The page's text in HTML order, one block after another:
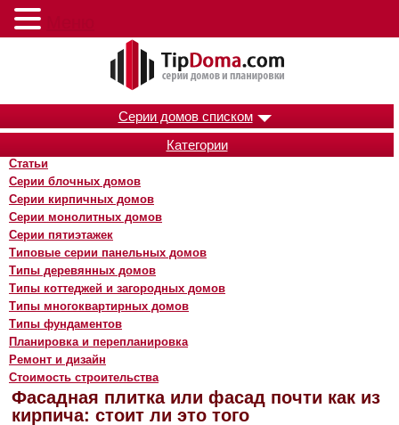
Серии домов списком
Категории
Статьи
Серии блочных домов
Серии кирпичных домов
Серии монолитных домов
Серии пятиэтажек
Типовые серии панельных домов
Типы деревянных домов
Типы коттеджей и загородных домов
Типы многоквартирных домов
Типы фундаментов
Планировка и перепланировка
Ремонт и дизайн
Стоимость строительства
Фасадная плитка или фасад почти как из
кирпича: стоит ли это того